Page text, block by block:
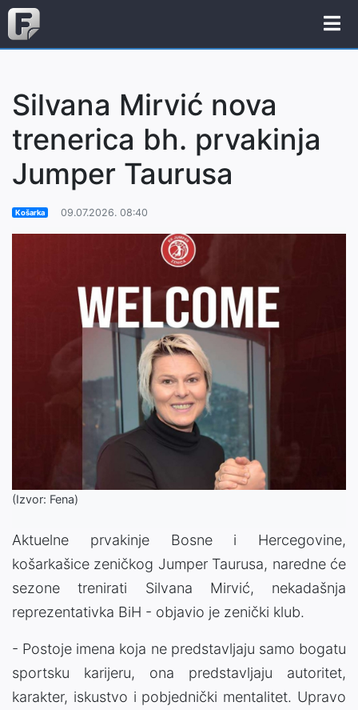
Silvana Mirvić nova
trenerica bh. prvakinja
Jumper Taurusa
Košarka 09.07.2026. 08:40
(Izvor: Fena)
Aktuelne prvakinje Bosne i Hercegovine,
košarkašice zeničkog Jumper Taurusa, naredne će
sezone trenirati Silvana Mirvić, nekadašnja
reprezentativka BiH - objavio je zenički klub.
- Postoje imena koja ne predstavljaju samo bogatu
sportsku karijeru, ona predstavljaju autoritet,
karakter, iskustvo i pobjednički mentalitet. Upravo